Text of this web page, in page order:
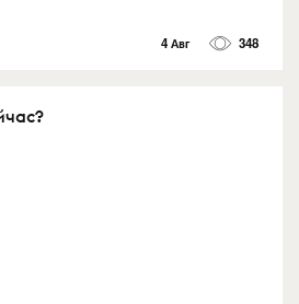
4 Авг 348